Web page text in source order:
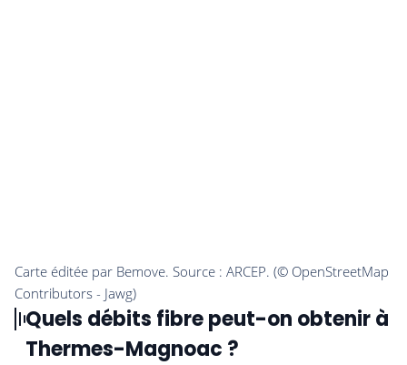
Quels débits fibre peut-on obtenir à
Thermes-Magnoac ?